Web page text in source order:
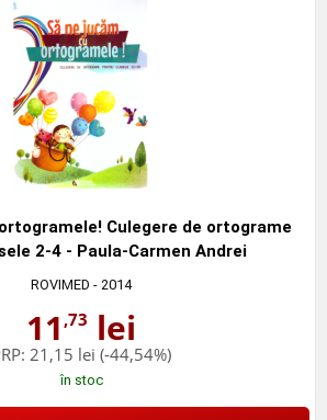
Culegere de ortograme
2-4 - Paula-Carmen Andrei
ROVIMED - 2014
11 ,73 lei
21,15 lei (-44,54%)
în stoc